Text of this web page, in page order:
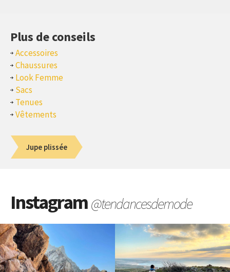
Plus de conseils
Accessoires
Chaussures
Look Femme
Sacs
Tenues
Vêtements
Jupe plissée
Instagram@tendancesdemode